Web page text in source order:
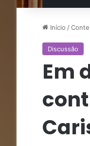
Início /
Discussão
Em